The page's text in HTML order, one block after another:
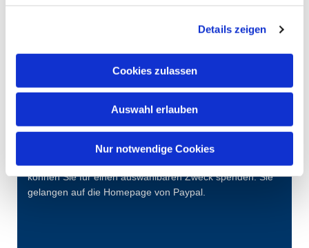
Details zeigen
Cookies zulassen
Auswahl erlauben
Nur notwendige Cookies
können Sie für einen auswählbaren Zweck spenden. Sie
gelangen auf die Homepage von Paypal.